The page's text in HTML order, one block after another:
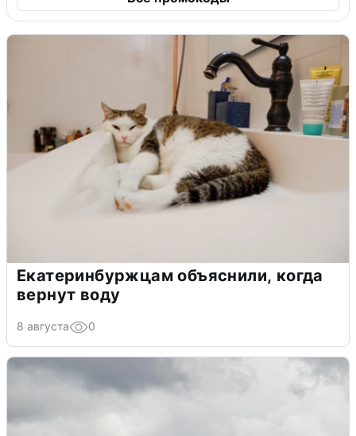
Екатеринбуржцам объяснили, когда
вернут воду
8 августа 0